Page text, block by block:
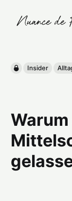
Insider